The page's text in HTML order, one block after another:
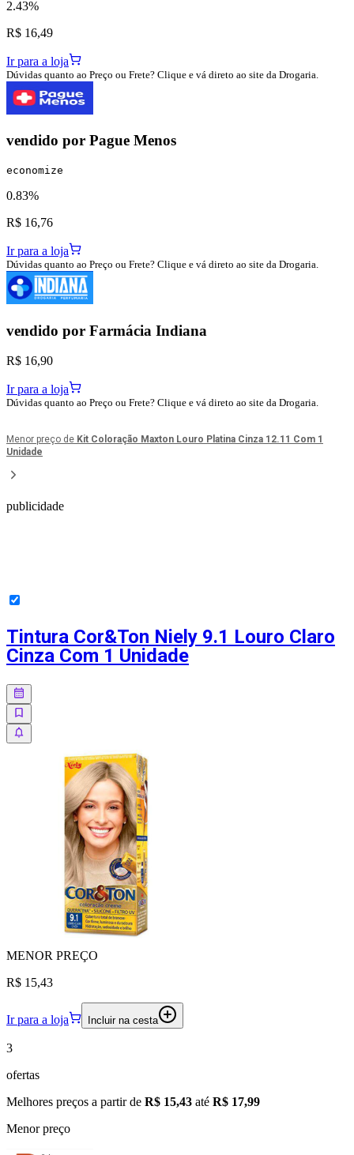
2.43%
R$ 16,49
Ir para a loja
Dúvidas quanto ao Preço ou Frete? Clique e vá direto ao site da Drogaria.
vendido por Pague Menos
economize
0.83%
R$ 16,76
Ir para a loja
Dúvidas quanto ao Preço ou Frete? Clique e vá direto ao site da Drogaria.
vendido por Farmácia Indiana
R$ 16,90
Ir para a loja
Dúvidas quanto ao Preço ou Frete? Clique e vá direto ao site da Drogaria.
Menor preço de Kit Coloração Maxton Louro Platina Cinza 12.11 Com 1
Unidade
publicidade
Tintura Cor&Ton Niely 9.1 Louro Claro
Cinza Com 1 Unidade
MENOR PREÇO
R$ 15,43
Ir para a loja Incluir na cesta
3
ofertas
Melhores preços a partir de R$ 15,43 até R$ 17,99
Menor preço